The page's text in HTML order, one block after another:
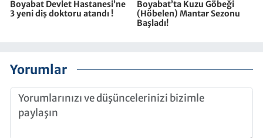
Boyabat Devlet Hastanesi’ne
3 yeni diş doktoru atandı !
Boyabat’ta Kuzu Göbeği
(Höbelen) Mantar Sezonu
Başladı!
Yorumlar